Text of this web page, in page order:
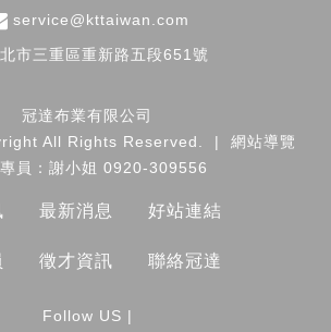
service@kttaiwan.com
市三重區重新路五段651號
冠達布業有限公司
All Rights Reserved.
| 網站導覽
員：謝小姐 0920-309556
最新消息 好站連結
徵才資訊 聯絡冠達
Follow US |